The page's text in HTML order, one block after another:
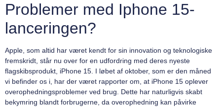
Problemer med Iphone 15-
lanceringen?
Apple, som altid har været kendt for sin innovation og teknologiske
fremskridt, står nu over for en udfordring med deres nyeste
flagskibsprodukt, iPhone 15. I løbet af oktober, som er den måned
vi befinder os i, har der været rapporter om, at iPhone 15 oplever
overophedningsproblemer ved brug. Dette har naturligvis skabt
bekymring blandt forbrugerne, da overophedning kan påvirke